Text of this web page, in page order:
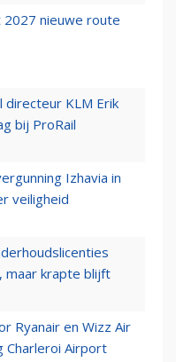
nieuwe route
directeur KLM Erik
bij ProRail
Izhavia in
veiligheid
maar krapte blijft
Ryanair en Wizz Air
Charleroi Airport